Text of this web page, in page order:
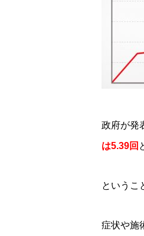
政府が発
は5.39回
というこ
症状や施